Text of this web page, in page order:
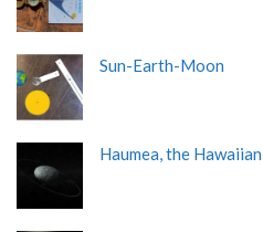
Sun-Earth-Moon
Haumea, the